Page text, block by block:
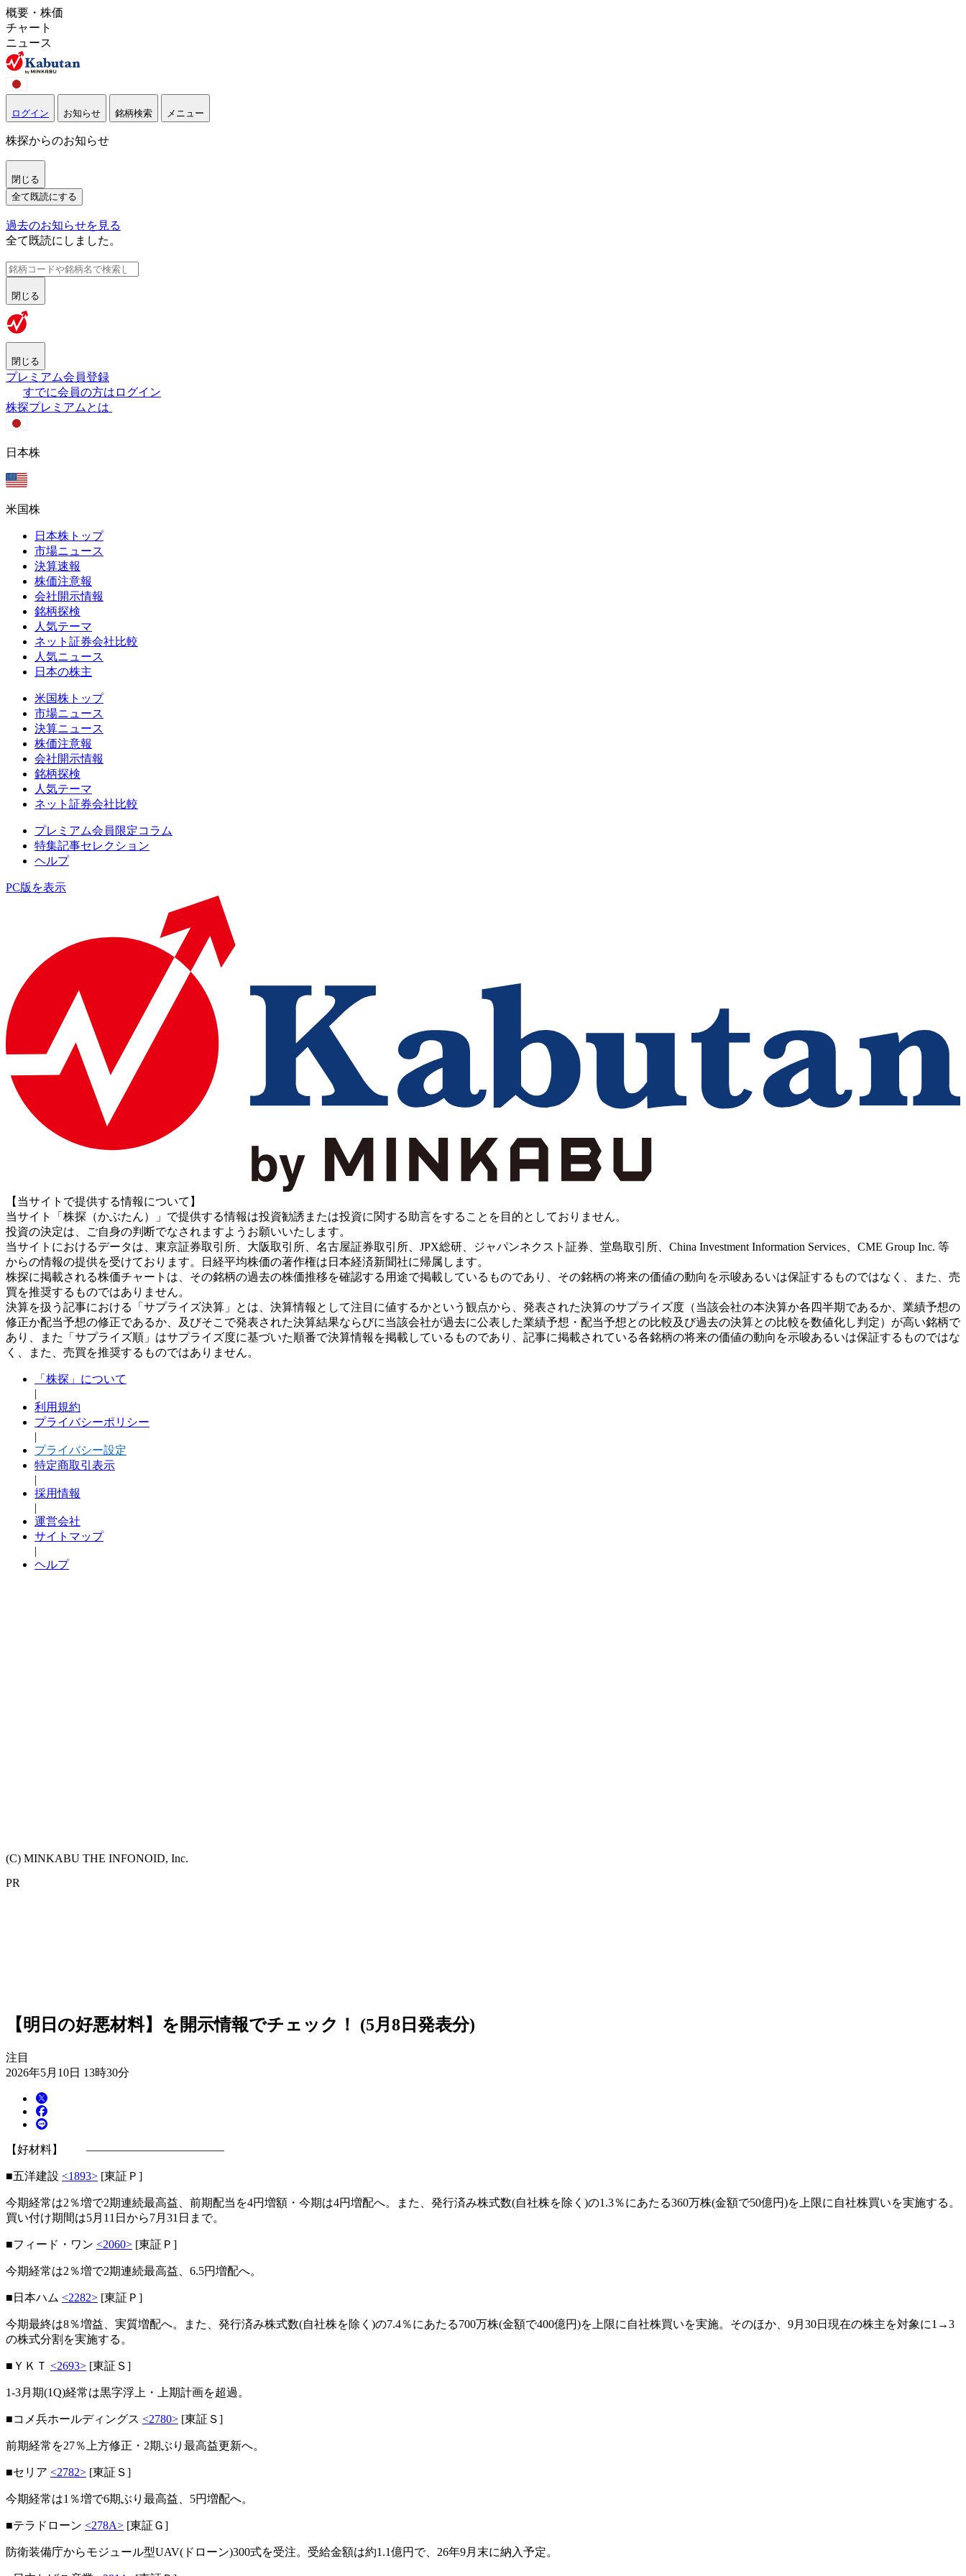
概要・株価
チャート
ニュース
ログイン お知らせ 銘柄検索 メニュー
株探からのお知らせ
閉じる
全て既読にする
過去のお知らせを見る
全て既読にしました。
閉じる
閉じる
プレミアム会員登録
すでに会員の方はログイン
株探プレミアムとは
日本株
米国株
日本株トップ
市場ニュース
決算速報
株価注意報
会社開示情報
銘柄探検
人気テーマ
ネット証券会社比較
人気ニュース
日本の株主
米国株トップ
市場ニュース
決算ニュース
株価注意報
会社開示情報
銘柄探検
人気テーマ
ネット証券会社比較
プレミアム会員限定コラム
特集記事セレクション
ヘルプ
PC版を表示
【当サイトで提供する情報について】
当サイト「株探（かぶたん）」で提供する情報は投資勧誘または投資に関する助言をすることを目的としておりません。
投資の決定は、ご自身の判断でなされますようお願いいたします。
当サイトにおけるデータは、東京証券取引所、大阪取引所、名古屋証券取引所、JPX総研、ジャパンネクスト証券、堂島取引所、China Investment Information Services、CME Group Inc. 等
からの情報の提供を受けております。日経平均株価の著作権は日本経済新聞社に帰属します。
株探に掲載される株価チャートは、その銘柄の過去の株価推移を確認する用途で掲載しているものであり、その銘柄の将来の価値の動向を示唆あるいは保証するものではなく、また、売
買を推奨するものではありません。
決算を扱う記事における「サプライズ決算」とは、決算情報として注目に値するかという観点から、発表された決算のサプライズ度（当該会社の本決算か各四半期であるか、業績予想の
修正か配当予想の修正であるか、及びそこで発表された決算結果ならびに当該会社が過去に公表した業績予想・配当予想との比較及び過去の決算との比較を数値化し判定）が高い銘柄で
あり、また「サプライズ順」はサプライズ度に基づいた順番で決算情報を掲載しているものであり、記事に掲載されている各銘柄の将来の価値の動向を示唆あるいは保証するものではな
く、また、売買を推奨するものではありません。
「株探」について
|
利用規約
プライバシーポリシー
|
プライバシー設定
特定商取引表示
|
採用情報
|
運営会社
サイトマップ
|
ヘルプ
(C) MINKABU THE INFONOID, Inc.
PR
【明日の好悪材料】を開示情報でチェック！ (5月8日発表分)
注目
2026年5月10日 13時30分
【好材料】 ――――――――――――
■五洋建設 <1893> [東証Ｐ]
今期経常は2％増で2期連続最高益、前期配当を4円増額・今期は4円増配へ。また、発行済み株式数(自社株を除く)の1.3％にあたる360万株(金額で50億円)を上限に自社株買いを実施する。
買い付け期間は5月11日から7月31日まで。
■フィード・ワン <2060> [東証Ｐ]
今期経常は2％増で2期連続最高益、6.5円増配へ。
■日本ハム <2282> [東証Ｐ]
今期最終は8％増益、実質増配へ。また、発行済み株式数(自社株を除く)の7.4％にあたる700万株(金額で400億円)を上限に自社株買いを実施。そのほか、9月30日現在の株主を対象に1→3
の株式分割を実施する。
■ＹＫＴ <2693> [東証Ｓ]
1-3月期(1Q)経常は黒字浮上・上期計画を超過。
■コメ兵ホールディングス <2780> [東証Ｓ]
前期経常を27％上方修正・2期ぶり最高益更新へ。
■セリア <2782> [東証Ｓ]
今期経常は1％増で6期ぶり最高益、5円増配へ。
■テラドローン <278A> [東証Ｇ]
防衛装備庁からモジュール型UAV(ドローン)300式を受注。受給金額は約1.1億円で、26年9月末に納入予定。